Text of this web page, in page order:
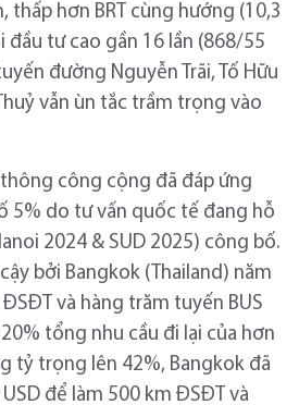
thấp hơn BRT cùng hướng (10,3
tư cao gần 16 lần (868/55
đường Nguyễn Trãi, Tố Hữu
vẫn ùn tắc trầm trọng vào
công cộng đã đáp ứng
5% do tư vấn quốc tế đang hỗ
2024 & SUD 2025) công bố.
bởi Bangkok (Thailand) năm
và hàng trăm tuyến BUS
tổng nhu cầu đi lại của hơn
tỷ trọng lên 42%, Bangkok đã
để làm 500 km ĐSĐT và